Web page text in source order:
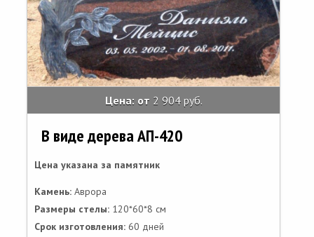
Цена: от 2 904 руб.
В виде дерева АП-420
Цена указана за памятник
Камень: Аврора
Размеры стелы: 120*60*8 см
Срок изготовления: 60 дней